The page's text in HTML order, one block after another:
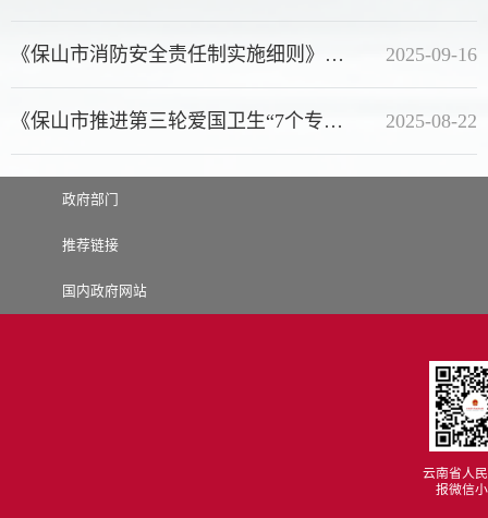
《保山市消防安全责任制实施细则》政策解读 2025-09-16
《保山市推进第三轮爱国卫生“7个专项行动”促进健康县城高质... 2025-08-22